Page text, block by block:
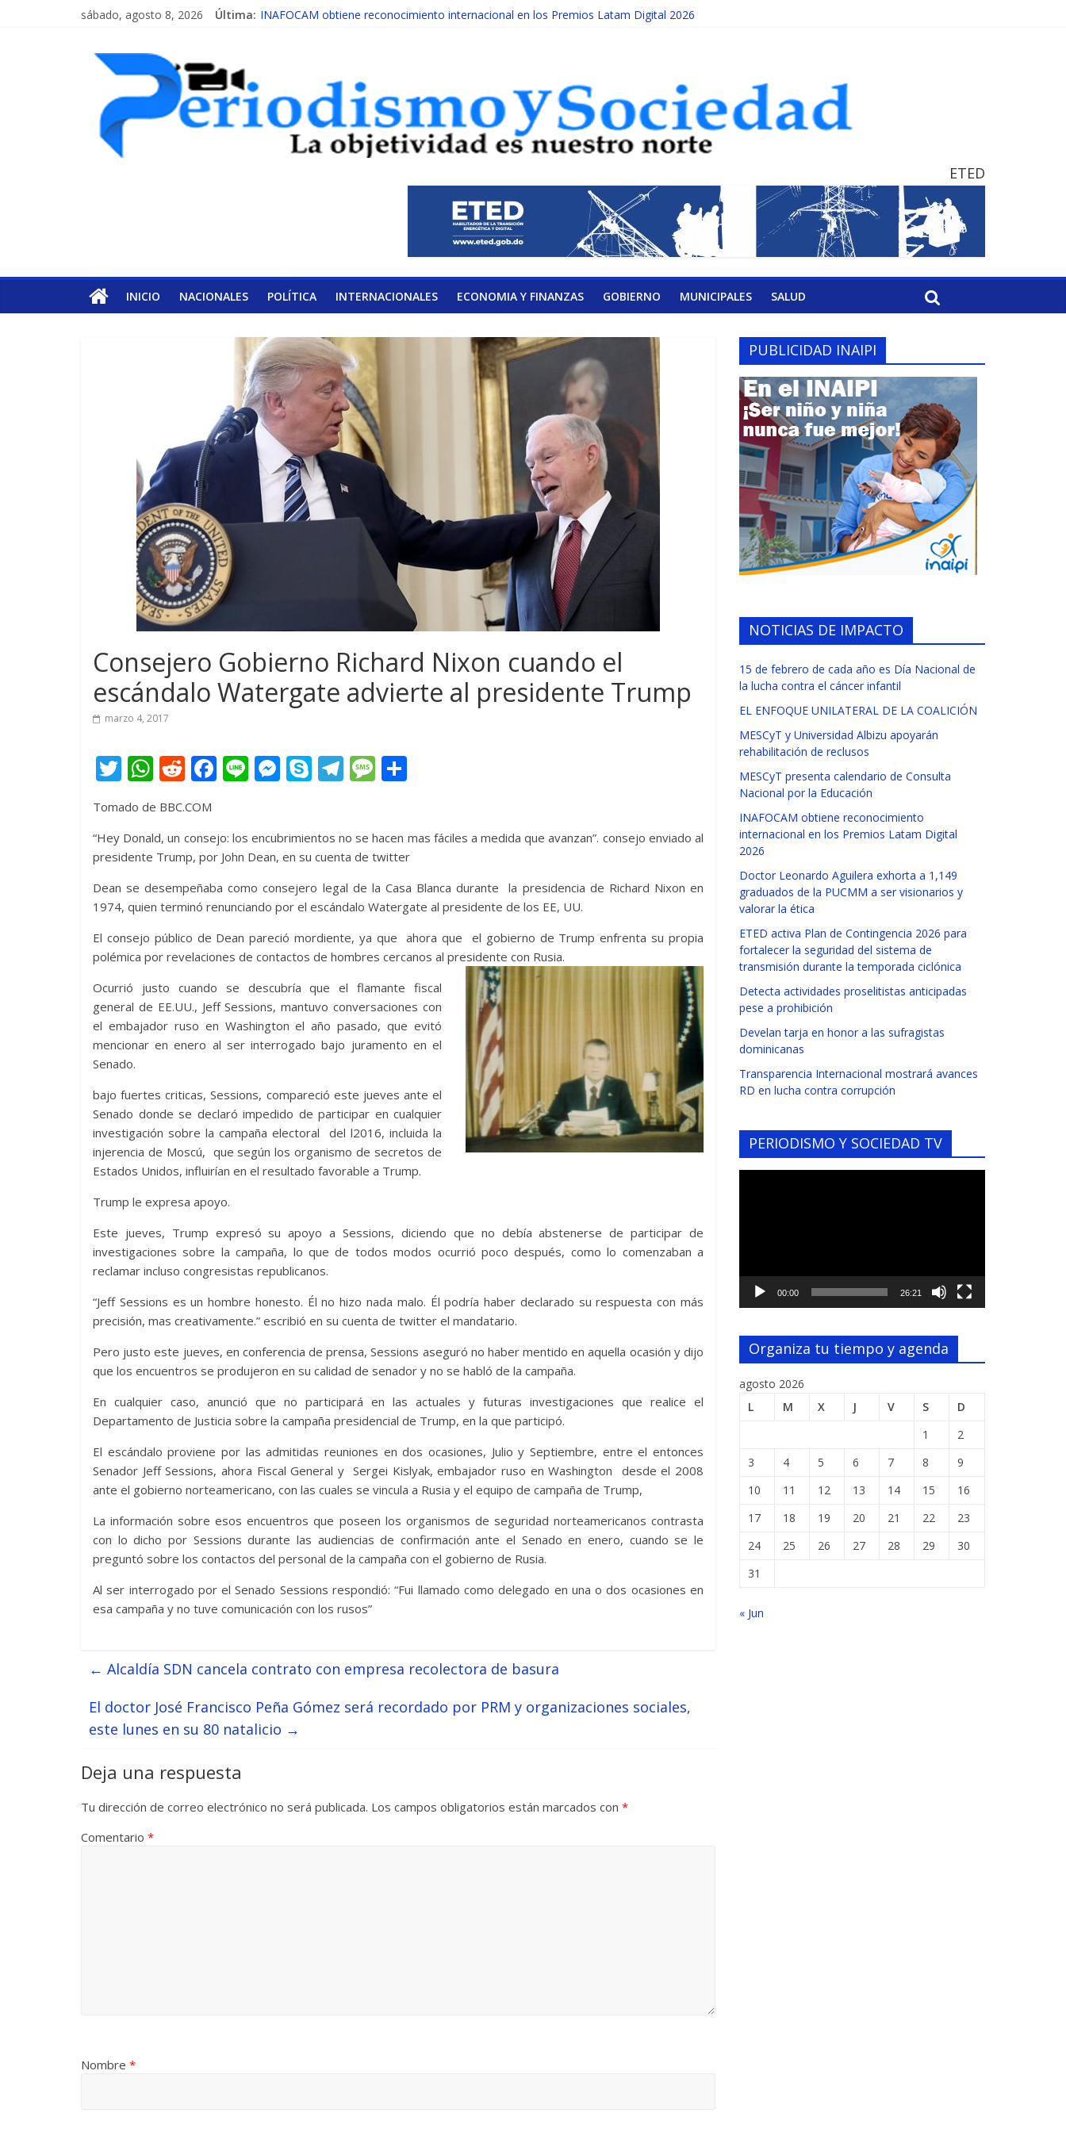
sábado, agosto 8, 2026 Última: INAFOCAM obtiene reconocimiento internacional en los Premios Latam Digital 2026
MESCyT presenta calendario de Consulta Nacional por la Educación
ETED
INICIO NACIONALES POLÍTICA INTERNACIONALES ECONOMIA Y FINANZAS GOBIERNO MUNICIPALES SALUD
Consejero Gobierno Richard Nixon cuando el
escándalo Watergate advierte al presidente Trump
marzo 4, 2017
T
w
itt
er
W
at
s
A
p
p
R
d
di
t
F
b
o
o
k
Li M
e
n
g
er
S
p
e
T
gr
a
m
M
a
g
e
p
ti
r
Tomado de BBC.COM
“Hey Donald, un consejo: los encubrimientos no se hacen mas fáciles a medida que avanzan”. consejo enviado al
presidente Trump, por John Dean, en su cuenta de twitter
Dean se desempeñaba como consejero legal de la Casa Blanca durante la presidencia de Richard Nixon en
1974, quien terminó renunciando por el escándalo Watergate al presidente de los EE, UU.
El consejo público de Dean pareció mordiente, ya que ahora que el gobierno de Trump enfrenta su propia
polémica por revelaciones de contactos de hombres cercanos al presidente con Rusia.
Ocurrió justo cuando se descubría que el flamante fiscal
general de EE.UU., Jeff Sessions, mantuvo conversaciones con
el embajador ruso en Washington el año pasado, que evitó
mencionar en enero al ser interrogado bajo juramento en el
Senado.
bajo fuertes criticas, Sessions, compareció este jueves ante el
Senado donde se declaró impedido de participar en cualquier
investigación sobre la campaña electoral del l2016, incluida la
injerencia de Moscú, que según los organismo de secretos de
Estados Unidos, influirían en el resultado favorable a Trump.
Trump le expresa apoyo.
Este jueves, Trump expresó su apoyo a Sessions, diciendo que no debía abstenerse de participar de
investigaciones sobre la campaña, lo que de todos modos ocurrió poco después, como lo comenzaban a
reclamar incluso congresistas republicanos.
“Jeff Sessions es un hombre honesto. Él no hizo nada malo. Él podría haber declarado su respuesta con más
precisión, mas creativamente.” escribió en su cuenta de twitter el mandatario.
Pero justo este jueves, en conferencia de prensa, Sessions aseguró no haber mentido en aquella ocasión y dijo
que los encuentros se produjeron en su calidad de senador y no se habló de la campaña.
En cualquier caso, anunció que no participará en las actuales y futuras investigaciones que realice el
Departamento de Justicia sobre la campaña presidencial de Trump, en la que participó.
El escándalo proviene por las admitidas reuniones en dos ocasiones, Julio y Septiembre, entre el entonces
Senador Jeff Sessions, ahora Fiscal General y Sergei Kislyak, embajador ruso en Washington desde el 2008
ante el gobierno norteamericano, con las cuales se vincula a Rusia y el equipo de campaña de Trump,
La información sobre esos encuentros que poseen los organismos de seguridad norteamericanos contrasta
con lo dicho por Sessions durante las audiencias de confirmación ante el Senado en enero, cuando se le
preguntó sobre los contactos del personal de la campaña con el gobierno de Rusia.
Al ser interrogado por el Senado Sessions respondió: “Fui llamado como delegado en una o dos ocasiones en
esa campaña y no tuve comunicación con los rusos”
← Alcaldía SDN cancela contrato con empresa recolectora de basura
El doctor José Francisco Peña Gómez será recordado por PRM y organizaciones sociales,
este lunes en su 80 natalicio →
Deja una respuesta
Tu dirección de correo electrónico no será publicada. Los campos obligatorios están marcados con *
Comentario *
Nombre *
PUBLICIDAD INAIPI
NOTICIAS DE IMPACTO
15 de febrero de cada año es Día Nacional de
la lucha contra el cáncer infantil
EL ENFOQUE UNILATERAL DE LA COALICIÓN
MESCyT y Universidad Albizu apoyarán
rehabilitación de reclusos
MESCyT presenta calendario de Consulta
Nacional por la Educación
INAFOCAM obtiene reconocimiento
internacional en los Premios Latam Digital
2026
Doctor Leonardo Aguilera exhorta a 1,149
graduados de la PUCMM a ser visionarios y
valorar la ética
ETED activa Plan de Contingencia 2026 para
fortalecer la seguridad del sistema de
transmisión durante la temporada ciclónica
Detecta actividades proselitistas anticipadas
pese a prohibición
Develan tarja en honor a las sufragistas
dominicanas
Transparencia Internacional mostrará avances
RD en lucha contra corrupción
PERIODISMO Y SOCIEDAD TV
00:00 26:21
Organiza tu tiempo y agenda
agosto 2026
L
M X J V S
D
1
2
3
4 5 6 7 8
9
10
11 12 13 14 15
16
17
18 19 20 21 22
23
24
25 26 27 28 29
30
31
« Jun